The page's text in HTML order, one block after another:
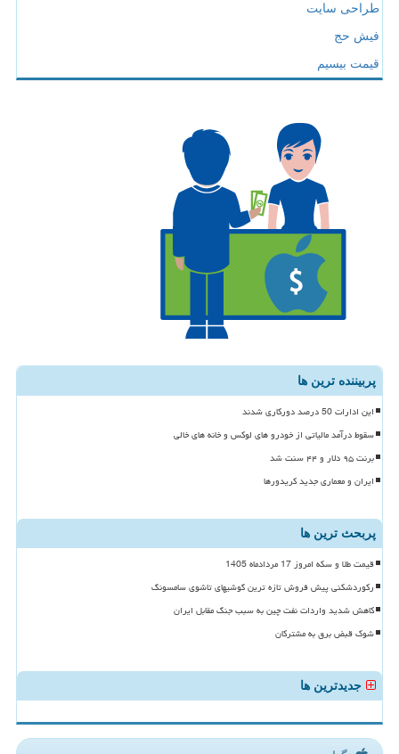
طراحی سایت
فیش حج
قیمت بیسیم
پربیننده ترین ها
این ادارات 50 درصد دورکاری شدند
سقوط درآمد مالیاتی از خودرو های لوکس و خانه های خالی
برنت ۹۵ دلار و ۴۴ سنت شد
ایران و معماری جدید کریدورها
پربحث ترین ها
قیمت طلا و سکه امروز 17 مردادماه 1405
رکوردشکنی پیش فروش تازه ترین گوشیهای تاشوی سامسونگ
کاهش شدید واردات نفت چین به سبب جنگ مقابل ایران
شوک قبض برق به مشترکان
جدیدترین ها